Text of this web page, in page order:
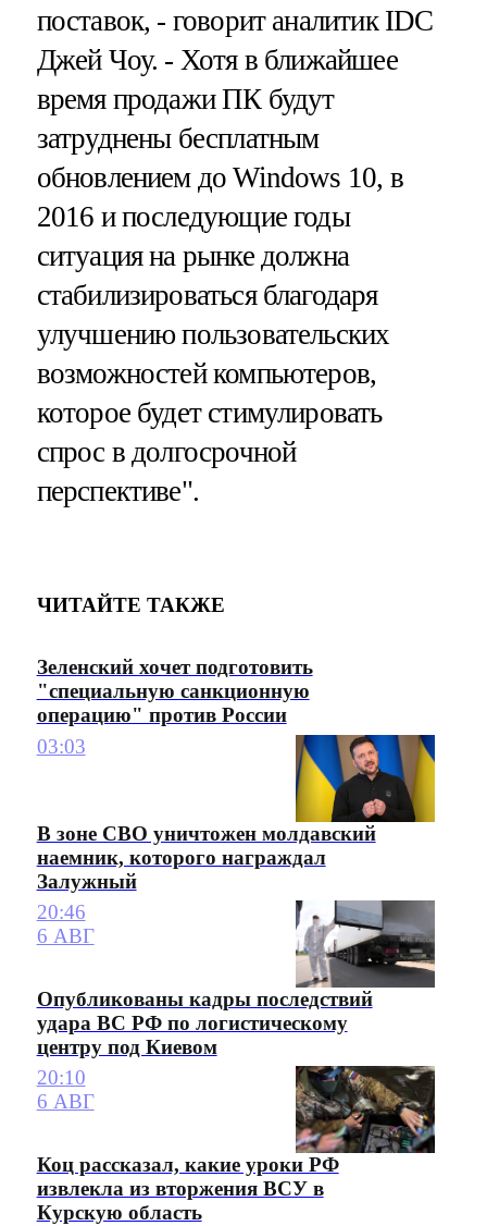
поставок, - говорит аналитик IDC
Джей Чоу. - Хотя в ближайшее
время продажи ПК будут
затруднены бесплатным
обновлением до Windows 10, в
2016 и последующие годы
ситуация на рынке должна
стабилизироваться благодаря
улучшению пользовательских
возможностей компьютеров,
которое будет стимулировать
спрос в долгосрочной
перспективе".
ЧИТАЙТЕ ТАКЖЕ
Зеленский хочет подготовить
"специальную санкционную
операцию" против России
03:03
В зоне СВО уничтожен молдавский
наемник, которого награждал
Залужный
20:46
6 АВГ
Опубликованы кадры последствий
удара ВС РФ по логистическому
центру под Киевом
20:10
6 АВГ
Коц рассказал, какие уроки РФ
извлекла из вторжения ВСУ в
Курскую область